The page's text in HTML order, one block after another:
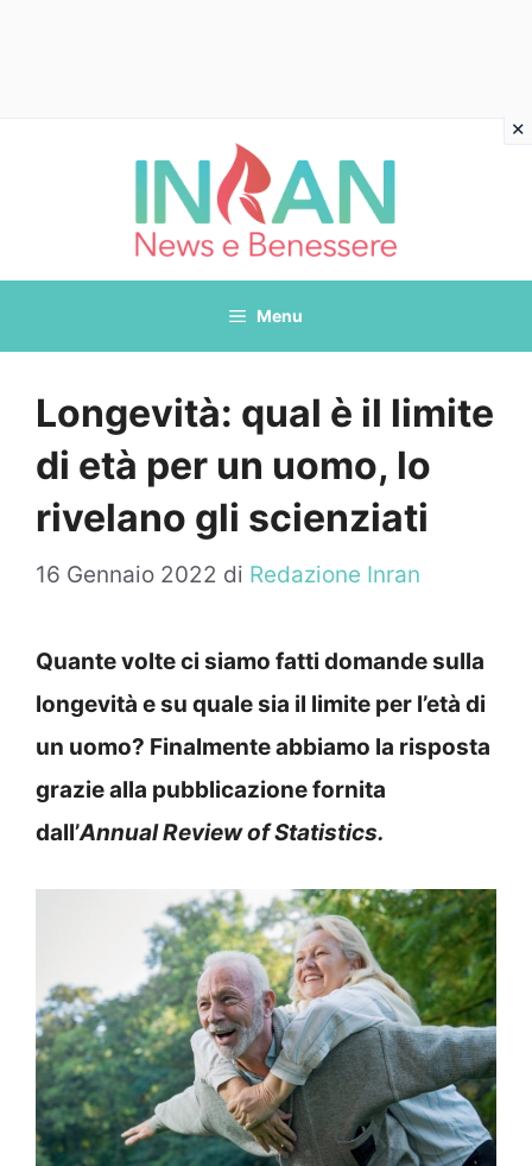
Menu
Longevità: qual è il limite
di età per un uomo, lo
rivelano gli scienziati
16 Gennaio 2022 di Redazione Inran
Quante volte ci siamo fatti domande sulla
longevità e su quale sia il limite per l’età di
un uomo? Finalmente abbiamo la risposta
grazie alla pubblicazione fornita
dall’Annual Review of Statistics.